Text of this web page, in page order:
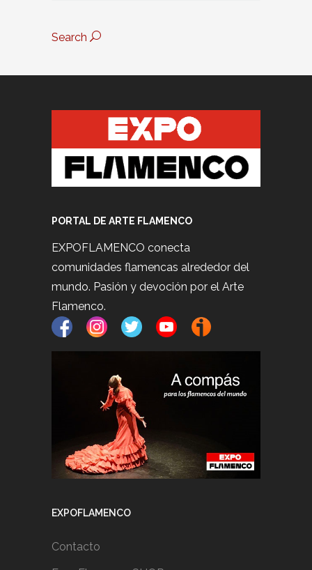
Search
PORTAL DE ARTE FLAMENCO
EXPOFLAMENCO conecta
comunidades flamencas alrededor del
mundo. Pasión y devoción por el Arte
Flamenco.
EXPOFLAMENCO
Contacto